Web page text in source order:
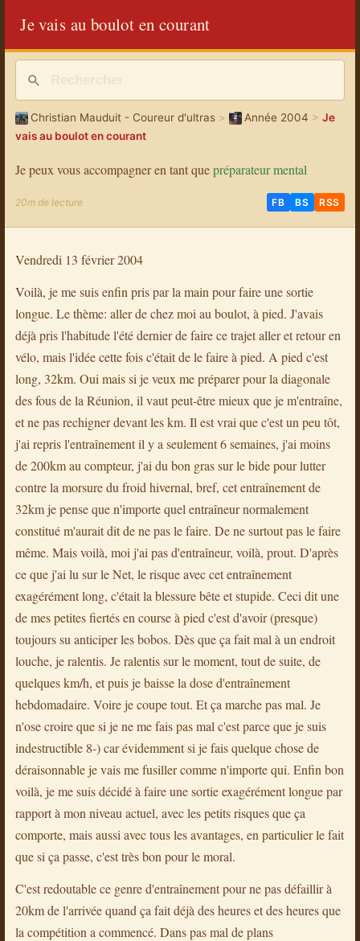
Je vais au boulot en courant
Christian Mauduit - Coureur d'ultras> Année 2004 >Je
vais au boulot en courant
Je peux vous accompagner en tant quepréparateur mental
20m de lecture FB BS RSS
Vendredi 13 février 2004
Voilà, je me suis enfin pris par la main pour faire une sortie
longue. Le thème: aller de chez moi au boulot, à pied. J'avais
déjà pris l'habitude l'été dernier de faire ce trajet aller et retour en
vélo, mais l'idée cette fois c'était de le faire à pied. A pied c'est
long, 32km. Oui mais si je veux me préparer pour la diagonale
des fous de la Réunion, il vaut peut-être mieux que je m'entraîne,
et ne pas rechigner devant les km. Il est vrai que c'est un peu tôt,
j'ai repris l'entraînement il y a seulement 6 semaines, j'ai moins
de 200km au compteur, j'ai du bon gras sur le bide pour lutter
contre la morsure du froid hivernal, bref, cet entraînement de
32km je pense que n'importe quel entraîneur normalement
constitué m'aurait dit de ne pas le faire. De ne surtout pas le faire
même. Mais voilà, moi j'ai pas d'entraîneur, voilà, prout. D'après
ce que j'ai lu sur le Net, le risque avec cet entraînement
exagérément long, c'était la blessure bête et stupide. Ceci dit une
de mes petites fiertés en course à pied c'est d'avoir (presque)
toujours su anticiper les bobos. Dès que ça fait mal à un endroit
louche, je ralentis. Je ralentis sur le moment, tout de suite, de
quelques km/h, et puis je baisse la dose d'entraînement
hebdomadaire. Voire je coupe tout. Et ça marche pas mal. Je
n'ose croire que si je ne me fais pas mal c'est parce que je suis
indestructible 8-) car évidemment si je fais quelque chose de
déraisonnable je vais me fusiller comme n'importe qui. Enfin bon
voilà, je me suis décidé à faire une sortie exagérément longue par
rapport à mon niveau actuel, avec les petits risques que ça
comporte, mais aussi avec tous les avantages, en particulier le fait
que si ça passe, c'est très bon pour le moral.
C'est redoutable ce genre d'entraînement pour ne pas défaillir à
20km de l'arrivée quand ça fait déjà des heures et des heures que
la compétition a commencé. Dans pas mal de plans